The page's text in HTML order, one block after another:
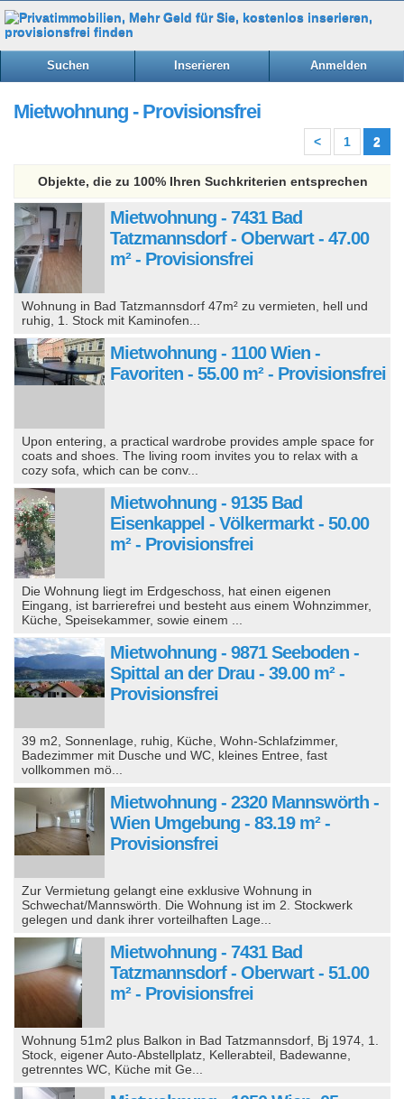
Suchen Inserieren Anmelden
Mietwohnung - Provisionsfrei
< 1 2
Objekte, die zu 100% Ihren Suchkriterien entsprechen
Mietwohnung - 7431 Bad
Tatzmannsdorf - Oberwart - 47.00
m² - Provisionsfrei
Wohnung in Bad Tatzmannsdorf 47m² zu vermieten, hell und
ruhig, 1. Stock mit Kaminofen...
Mietwohnung - 1100 Wien -
Favoriten - 55.00 m² - Provisionsfrei
Upon entering, a practical wardrobe provides ample space for
coats and shoes. The living room invites you to relax with a
cozy sofa, which can be conv...
Mietwohnung - 9135 Bad
Eisenkappel - Völkermarkt - 50.00
m² - Provisionsfrei
Die Wohnung liegt im Erdgeschoss, hat einen eigenen
Eingang, ist barrierefrei und besteht aus einem Wohnzimmer,
Küche, Speisekammer, sowie einem ...
Mietwohnung - 9871 Seeboden -
Spittal an der Drau - 39.00 m² -
Provisionsfrei
39 m2, Sonnenlage, ruhig, Küche, Wohn-Schlafzimmer,
Badezimmer mit Dusche und WC, kleines Entree, fast
vollkommen mö...
Mietwohnung - 2320 Mannswörth -
Wien Umgebung - 83.19 m² -
Provisionsfrei
Zur Vermietung gelangt eine exklusive Wohnung in
Schwechat/Mannswörth. Die Wohnung ist im 2. Stockwerk
gelegen und dank ihrer vorteilhaften Lage...
Mietwohnung - 7431 Bad
Tatzmannsdorf - Oberwart - 51.00
m² - Provisionsfrei
Wohnung 51m2 plus Balkon in Bad Tatzmannsdorf, Bj 1974, 1.
Stock, eigener Auto-Abstellplatz, Kellerabteil, Badewanne,
getrenntes WC, Küche mit Ge...